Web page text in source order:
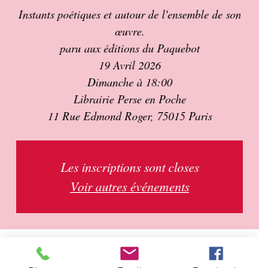
Instants poétiques et autour de l'ensemble de son
œuvre.
paru aux éditions du Paquebot
19 Avril 2026
Dimanche à 18:00
Librairie Perse en Poche
11 Rue Edmond Roger, 75015 Paris
Les inscriptions sont closes
Voir autres événements
Zeit & Ort